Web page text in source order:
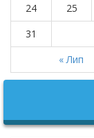
« Лип
24
25
31